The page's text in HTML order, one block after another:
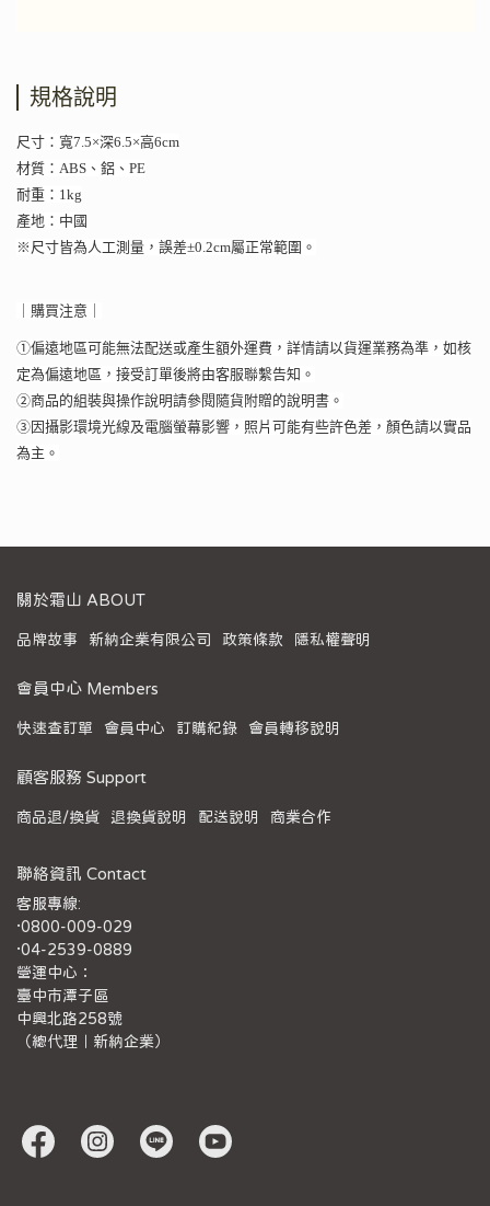
規格說明
尺寸：寬7.5×深6.5×高6cm
材質：ABS、鋁、PE
耐重：1kg
產地：中國
※尺寸皆為人工測量，誤差±0.2cm屬正常範圍。
｜購買注意｜
①偏遠地區可能無法配送或產生額外運費，詳情請以貨運業務為準，如核
定為偏遠地區，接受訂單後將由客服聯繫告知。
②商品的組裝與操作說明請參閱隨貨附贈的說明書。
③因攝影環境光線及電腦螢幕影響，照片可能有些許色差，顏色請以實品
為主。
關於霜山 ABOUT
品牌故事 新納企業有限公司 政策條款 隱私權聲明
會員中心 Members
快速查訂單 會員中心 訂購紀錄 會員轉移說明
顧客服務 Support
商品退/換貨 退換貨說明 配送說明 商業合作
聯絡資訊 Contact
客服專線:
·0800-009-029
·04-2539-0889
營運中心：
臺中市潭子區
中興北路258號
（總代理｜新納企業）